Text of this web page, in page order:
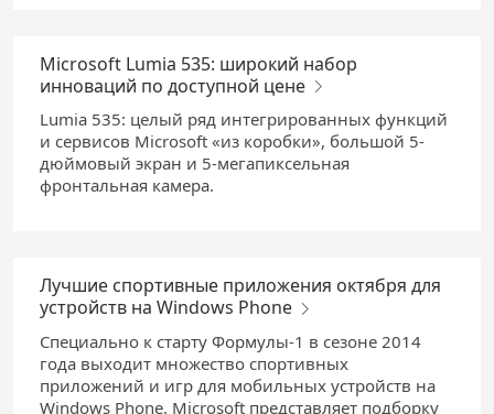
Microsoft Lumia 535: широкий набор
инноваций по доступной цене
Lumia 535: целый ряд интегрированных функций
и сервисов Microsoft «из коробки», большой 5-
дюймовый экран и 5-мегапиксельная
фронтальная камера.
Лучшие спортивные приложения октября для
устройств на Windows Phone
Специально к старту Формулы-1 в сезоне 2014
года выходит множество спортивных
приложений и игр для мобильных устройств на
Windows Phone. Microsoft представляет подборку